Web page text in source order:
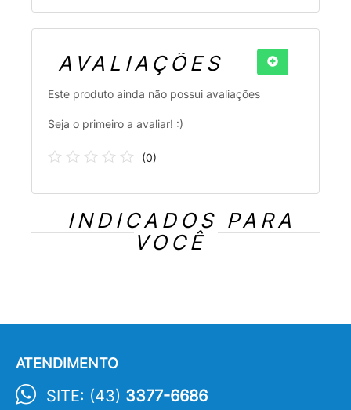
AVALIAÇÕES
Este produto ainda não possui avaliações
Seja o primeiro a avaliar! :)
(0)
INDICADOS PARA
VOCÊ
ATENDIMENTO
SITE: (43) 3377-6686